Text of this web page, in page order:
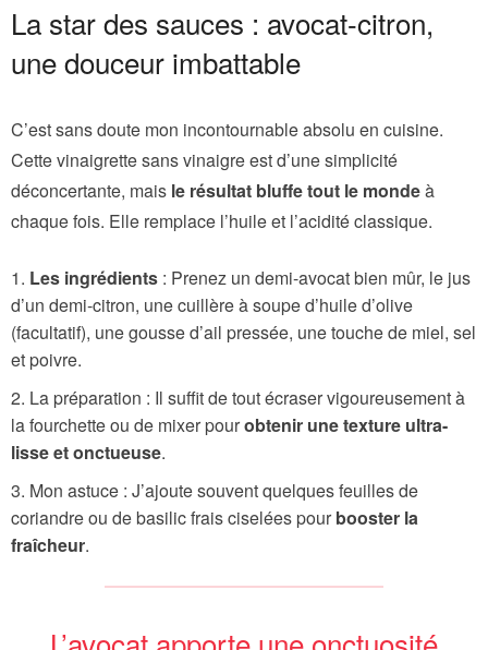
La star des sauces : avocat-citron,
une douceur imbattable
C’est sans doute mon incontournable absolu en cuisine.
Cette vinaigrette sans vinaigre est d’une simplicité
déconcertante, mais le résultat bluffe tout le mondeà
chaque fois. Elle remplace l’huile et l’acidité classique.
Les ingrédients : Prenez un demi-avocat bien mûr, le jus
d’un demi-citron, une cuillère à soupe d’huile d’olive
(facultatif), une gousse d’ail pressée, une touche de miel, sel
et poivre.
La préparation : Il suffit de tout écraser vigoureusement à
la fourchette ou de mixer pourobtenir une texture ultra-
lisse et onctueuse.
Mon astuce : J’ajoute souvent quelques feuilles de
coriandre ou de basilic frais ciselées pour booster la
fraîcheur.